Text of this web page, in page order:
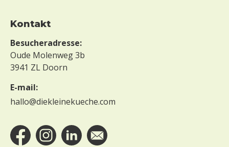
Kontakt
Besucheradresse:
Oude Molenweg 3b
3941 ZL Doorn
E-mail:
hallo@diekleinekueche.com